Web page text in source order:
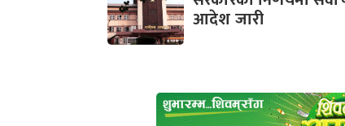
आदेश जारी